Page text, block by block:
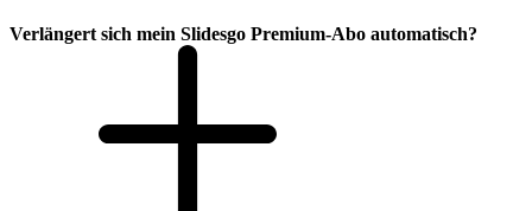
Verlängert sich mein Slidesgo Premium-Abo automatisch?